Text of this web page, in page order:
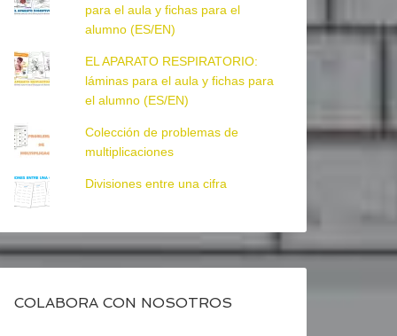
para el aula y fichas para el
alumno (ES/EN)
EL APARATO RESPIRATORIO:
láminas para el aula y fichas para
el alumno (ES/EN)
Colección de problemas de
multiplicaciones
Divisiones entre una cifra
COLABORA CON NOSOTROS